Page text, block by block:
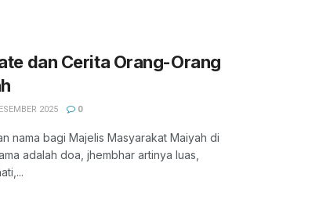
dan Cerita Orang-Orang
2025 0
nama bagi Majelis Masyarakat Maiyah di
adalah doa, jhembhar artinya luas,